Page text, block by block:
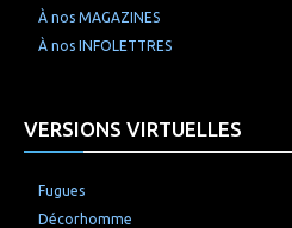
À nos MAGAZINES
À nos INFOLETTRES
VERSIONS VIRTUELLES
Fugues
Décorhomme